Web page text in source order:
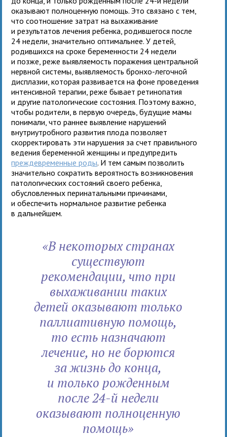
оказывают полноценную помощь. Это связано с тем,
что соотношение затрат на выхаживание
и результатов лечения ребенка, родившегося после
24 недели, значительно оптимальнее. У детей,
родившихся на сроке беременности 24 недели
и позже, реже выявляемость поражения центральной
нервной системы, выявляемость бронхо-легочной
дисплазии, которая развивается на фоне проведения
интенсивной терапии, реже бывает ретинопатия
и другие патологические состояния. Поэтому важно,
чтобы родители, в первую очередь, будущие мамы
понимали, что раннее выявление нарушений
внутриутробного развития плода позволяет
скорректировать эти нарушения за счет правильного
ведения беременной женщины и предупредить
преждевременные роды. И тем самым позволить
значительно сократить вероятность возникновения
патологических состояний своего ребенка,
обусловленных перинатальными причинами,
и обеспечить нормальное развитие ребенка
в дальнейшем.
«В некоторых странах
существуют
рекомендации, что при
выхаживании таких
детей оказывают только
паллиативную помощь,
то есть назначают
лечение, но не борются
за жизнь до конца,
и только рожденным
после 24-й недели
оказывают полноценную
помощь»